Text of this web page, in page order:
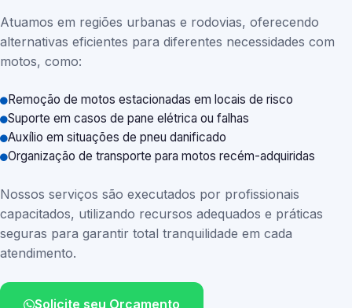
Atuamos em regiões urbanas e rodovias, oferecendo
alternativas eficientes para diferentes necessidades com
motos, como:
Remoção de motos estacionadas em locais de risco
Suporte em casos de pane elétrica ou falhas
Auxílio em situações de pneu danificado
Organização de transporte para motos recém-adquiridas
Nossos serviços são executados por profissionais
capacitados, utilizando recursos adequados e práticas
seguras para garantir total tranquilidade em cada
atendimento.
Solicite seu Orçamento